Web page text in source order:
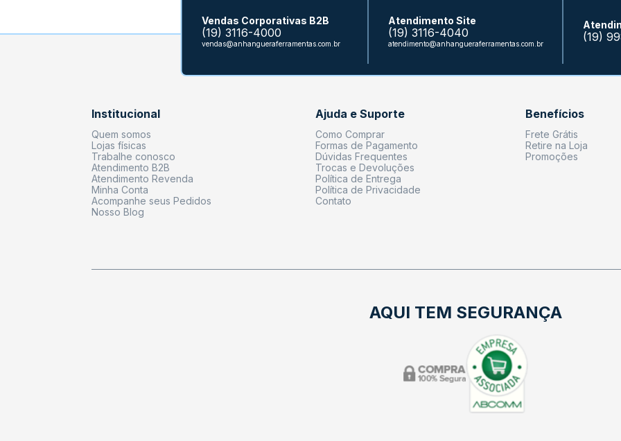
Vendas Corporativas B2B
(19) 3116-4000
vendas@anhangueraferramentas.com.br
Atendimento Site
(19) 3116-4040
atendimento@anhangueraferramentas.com.br (19)
Institucional
Quem somos
Lojas físicas
Trabalhe conosco
Atendimento B2B
Atendimento Revenda
Minha Conta
Acompanhe seus Pedidos
Nosso Blog
Ajuda e Suporte
Como Comprar
Formas de Pagamento
Dúvidas Frequentes
Trocas e Devoluções
Política de Entrega
Política de Privacidade
Contato
Benefícios
Frete Grátis
Retire na Loja
Promoções
AQUI TEM SEGURANÇA